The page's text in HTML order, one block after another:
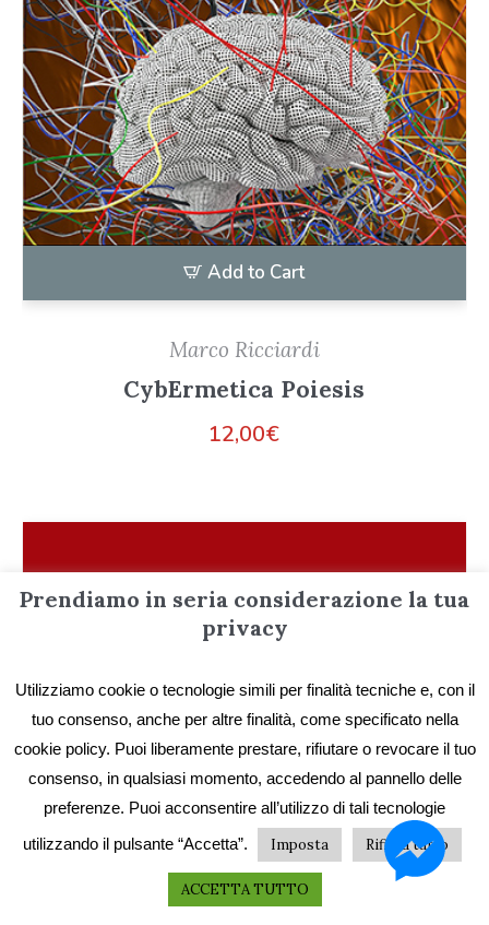
Add to Cart
Marco Ricciardi
CybErmetica Poiesis
12,00€
Prendiamo in seria considerazione la tua
privacy
Utilizziamo cookie o tecnologie simili per finalità tecniche e, con il
tuo consenso, anche per altre finalità, come specificato nella
cookie policy. Puoi liberamente prestare, rifiutare o revocare il tuo
consenso, in qualsiasi momento, accedendo al pannello delle
preferenze. Puoi acconsentire all’utilizzo di tali tecnologie
utilizzando il pulsante “Accetta”.
Imposta Rifiuta tutto
ACCETTA TUTTO